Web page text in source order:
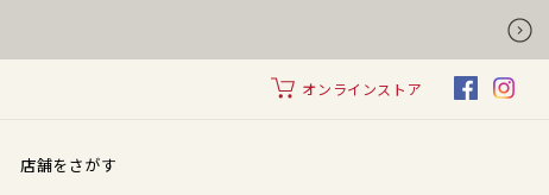
オンラインストア
店舗をさがす